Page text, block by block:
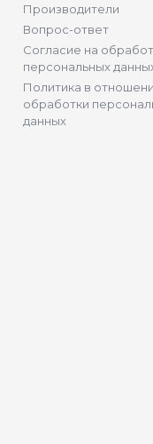
Производители
Вопрос-ответ
Согласие на
персональных
Политика в
обработки
данных